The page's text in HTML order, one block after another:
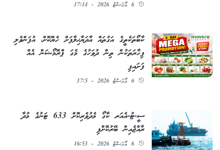
6 އޯގަސްޓު 2026 - 17:14
ކާބޯތަކެތީގެ އަގުތައް އާދަޔާޚިލާފަށް ހެޔޮކޮށް، އުފަންވެލި
ފިހާރަތަކުން ތިން ދުވަހުގެ މެގަ ޕްރޮމޯޝަން އެއް
ފަށައިފި
6 އޯގަސްޓު 2026 - 17:5
ސީ-ޓު-އެއަރ ކާގޯ މެދުވެރިކޮށް 633 ޓަނުގެ މުދާ
ރާއްޖެއިން ބޭރުކޮށްފި
6 އޯގަސްޓު 2026 - 16:53